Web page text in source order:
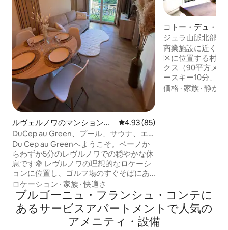
ルヴェルノワのマンション・
アパート
レビュー85件、5つ星中4.93つ
4.93 (85)
DuCep au Green、プール、サウナ、エ
アコン、ボーヌ近く
Du Cep au Greenへようこそ。ベーノか
らわずか5分のレヴルノワでの穏やかな休
息です🍇 レヴルノワの理想的なロケーシ
ョンに位置し、ゴルフ場のすぐそばにあ
る、エアコン完備のエレガントな4名様用
アパートメントをご覧ください。 居心地
の良い寝室、モダンなリビングルーム、
設備の整ったキッチンが、リラックスし
た滞在のためのすべての快適さを提供し
ロケーション · 家族 ·快適さ
コトー・デュ・リ
ション・アパート
ジュラ山脈北部の
商業施設に近く、
区に位置する村の
クス（90平方メ
ースキー10分、
ケットスキーの出発地点 ゲー
価格 ·家族 ·静か
ブルゴーニュ・フランシュ・コンテに
あるサービスアパートメントで人気の
アメニティ・設備